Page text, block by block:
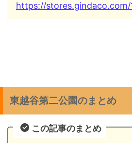
https://stores.gindaco.com/
東越谷第二公園のまとめ
この記事のまとめ